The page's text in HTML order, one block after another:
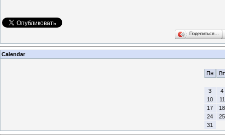
Поделиться…
Calendar
Пн
Вт
3
4
10
11
17
18
24
25
31